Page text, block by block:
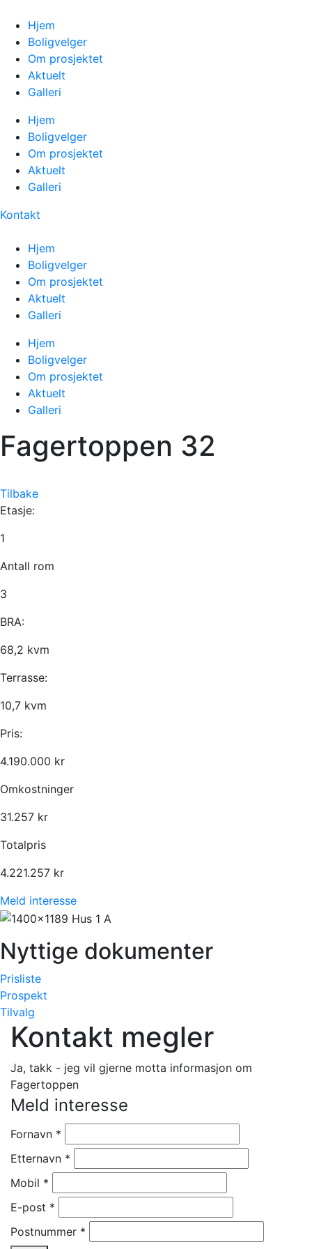
Hjem
Boligvelger
Om prosjektet
Aktuelt
Galleri
Hjem
Boligvelger
Om prosjektet
Aktuelt
Galleri
Kontakt
Hjem
Boligvelger
Om prosjektet
Aktuelt
Galleri
Hjem
Boligvelger
Om prosjektet
Aktuelt
Galleri
Fagertoppen 32
Tilbake
Etasje:
1
Antall rom
3
BRA:
68,2 kvm
Terrasse:
10,7 kvm
Pris:
4.190.000 kr
Omkostninger
31.257 kr
Totalpris
4.221.257 kr
Meld interesse
Nyttige dokumenter
Prisliste
Prospekt
Tilvalg
Kontakt megler
Ja, takk - jeg vil gjerne motta informasjon om
Fagertoppen
Meld interesse
Fornavn *
Etternavn *
Mobil *
E-post *
Postnummer *